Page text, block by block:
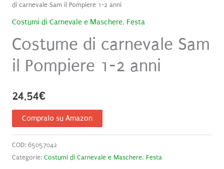
di carnevale Sam il Pompiere 1-2 anni
Costumi di Carnevale e Maschere, Festa
Costume di carnevale Sam
il Pompiere 1-2 anni
24,54€
Compralo su Amazon
COD: 65057042
Categorie: Costumi di Carnevale e Maschere, Festa